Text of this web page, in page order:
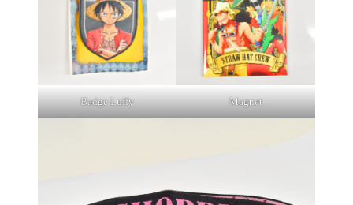
Badge Luffy Magnet